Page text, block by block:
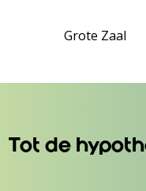
Grote Zaal
Tot de